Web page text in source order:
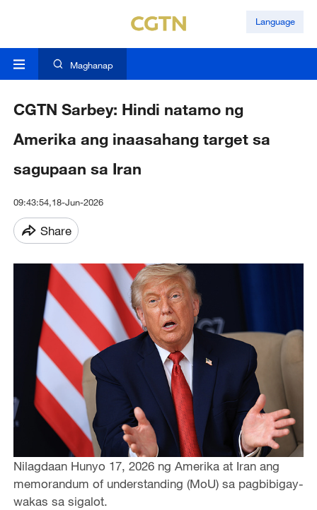
Language
Maghanap
CGTN Sarbey: Hindi natamo ng
Amerika ang inaasahang target sa
sagupaan sa Iran
09:43:54,18-Jun-2026
Share
Nilagdaan Hunyo 17, 2026 ng Amerika at Iran ang
memorandum of understanding (MoU) sa pagbibigay-
wakas sa sigalot.